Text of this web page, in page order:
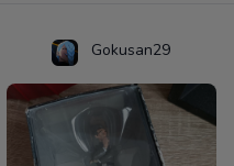
Gokusan29